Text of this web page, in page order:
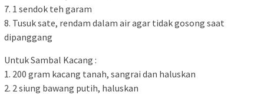
7. 1 sendok teh garam
8. Tusuk sate, rendam dalam air agar tidak gosong saat
dipanggang
Untuk Sambal Kacang :
1. 200 gram kacang tanah, sangrai dan haluskan
2. 2 siung bawang putih, haluskan